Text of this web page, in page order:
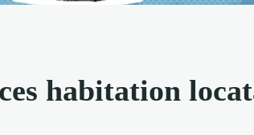
habitation